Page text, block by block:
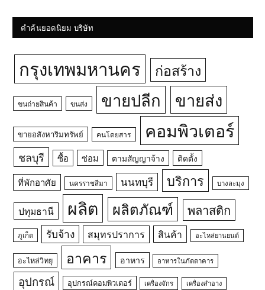
คำค้นยอดนิยม บริษัท
กรุงเทพมหานคร ก่อสร้าง
ขนถ่ายสินค้า ขนส่ง ขายปลีก ขายส่ง
ขายอสังหาริมทรัพย์ คนโดยสาร คอมพิวเตอร์
ชลบุรี ซื้อ ซ่อม ตามสัญญาจ้าง ติดตั้ง
ที่พักอาศัย นครราชสีมา นนทบุรี บริการ บางละมุง
ปทุมธานี ผลิต ผลิตภัณฑ์ พลาสติก
ภูเก็ต รับจ้าง สมุทรปราการ สินค้า อะไหล่ยานยนต์
อะไหล่วิทยุ อาคาร อาหาร อาหารในภัตตาคาร
อุปกรณ์ อุปกรณ์คอมพิวเตอร์ เครื่องจักร เครื่องสำอาง